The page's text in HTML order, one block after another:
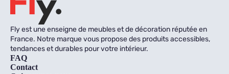
Fly est une enseigne de meubles et de décoration réputée en
France. Notre marque vous propose des produits accessibles,
tendances et durables pour votre intérieur.
FAQ
Contact